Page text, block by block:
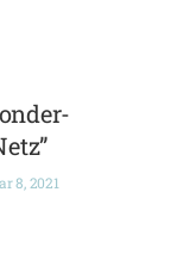
8, 2021